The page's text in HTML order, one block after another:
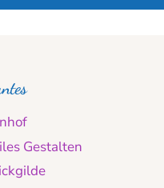
Gestalten